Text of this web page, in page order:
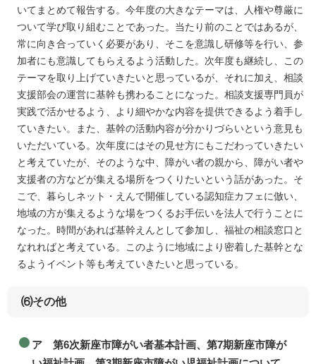
いてまとめて報告する。今年度の大きなテーマは、人権や尊厳に
ついて学び取り組むことであった。当たり前のことではあるが、
常に向き合っていく必要があり、そこを意識し研修等を行い、参
加者にも意識してもらえるよう活動した。次年度も継続し、この
テーマを取り上げていきたいと思っているが、それに加え、相談
支援部会の運営に基幹も携わることになった。相談支援専門員が
実践で活かせるよう、より細やかな内容を提供できるよう着手し
ていきたい。また、基幹の活動内容が分かりづらいという意見も
いただいている。次年度にはその見せ方にもこだわっていきたい
と考えていたが、そのような中、障がい者の親から、障がい者や
支援者の方などが集える場所をつくりたいという話があった。そ
こで、暮らしネット・えんで開催している認知症カフェに倣い、
地域の方が集えるような場をつくるお手伝いを法人で行うことに
なった。時間があれば基幹えんとして参加し、福祉の相談窓口と
なれればと考えている。このように地域により密着した基幹とな
るようイベント等も考えていきたいと思っている。
⑹その他
ア 第6次新座市障がい者基本計画、第7期新座市障が